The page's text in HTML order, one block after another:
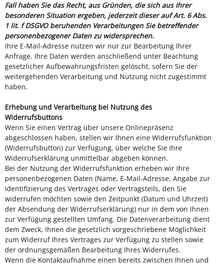
Fall haben Sie das Recht, aus Gründen, die sich aus Ihrer
besonderen Situation ergeben, jederzeit dieser auf Art. 6 Abs.
1 lit. f DSGVO beruhenden Verarbeitungen Sie betreffender
personenbezogener Daten zu widersprechen.
Ihre E-Mail-Adresse nutzen wir nur zur Bearbeitung Ihrer
Anfrage. Ihre Daten werden anschließend unter Beachtung
gesetzlicher Aufbewahrungsfristen gelöscht, sofern Sie der
weitergehenden Verarbeitung und Nutzung nicht zugestimmt
haben.
Erhebung und Verarbeitung bei Nutzung des
Widerrufsbuttons
Wenn Sie einen Vertrag über unsere Onlinepräsenz
abgeschlossen haben, stellen wir Ihnen eine Widerrufsfunktion
(Widerrufsbutton) zur Verfügung, über welche Sie Ihre
Widerrufserklärung unmittelbar abgeben können.
Bei der Nutzung der Widerrufsfunktion erheben wir Ihre
personenbezogenen Daten (Name, E-Mail-Adresse, Angabe zur
Identifizierung des Vertrages oder Vertragsteils, den Sie
widerrufen möchten sowie den Zeitpunkt (Datum und Uhrzeit)
der Absendung der Widerrufserklärung) nur in dem von Ihnen
zur Verfügung gestellten Umfang. Die Datenverarbeitung dient
dem Zweck, Ihnen die gesetzlich vorgeschriebene Möglichkeit
zum Widerruf Ihres Vertrages zur Verfügung zu stellen sowie
der ordnungsgemäßen Bearbeitung Ihres Widerrufes.
Wenn die Kontaktaufnahme einen bereits zwischen Ihnen und